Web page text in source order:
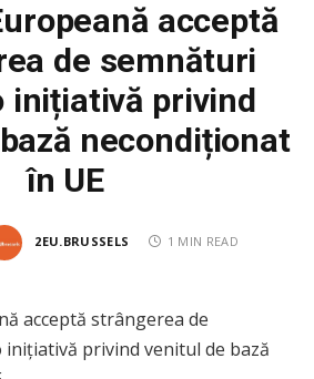
acceptă
de semnături
inițiativă privind
necondiționat
în UE
2EU.BRUSSELS 1 MIN READ